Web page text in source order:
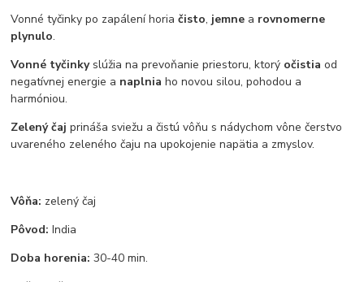
Vonné tyčinky po zapálení horiačisto, jemne a rovnomerne
plynulo.
Vonné tyčinkyslúžia na prevoňanie priestoru, ktorý očistia od
negatívnej energie a naplnia ho novou silou, pohodou a
harmóniou.
Zelený čajprináša sviežu a čistú vôňu s nádychom vône čerstvo
uvareného zeleného čaju na upokojenie napätia a zmyslov.
Vôňa: zelený čaj
Pôvod:India
Doba horenia: 30-40 min.